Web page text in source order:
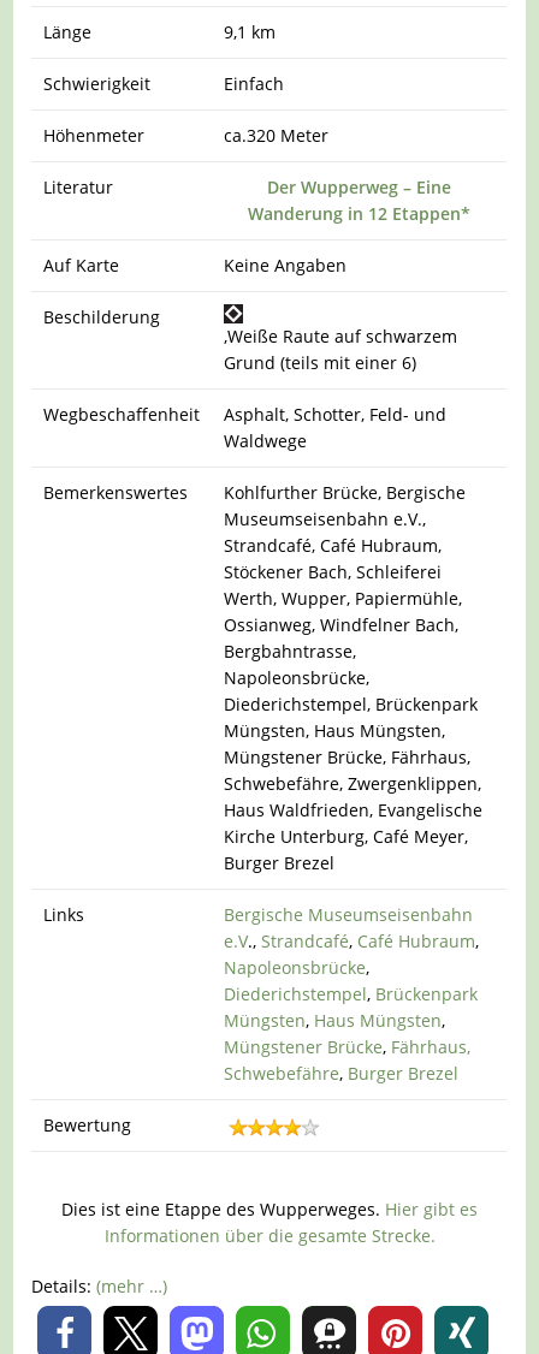
Länge 9,1 km
Schwierigkeit Einfach
Höhenmeter ca.320 Meter
Literatur
Der Wupperweg – Eine
Wanderung in 12 Etappen*
Auf Karte Keine Angaben
Beschilderung
,Weiße Raute auf schwarzem
Grund (teils mit einer 6)
Wegbeschaffenheit
Asphalt, Schotter, Feld- und
Waldwege
Bemerkenswertes
Kohlfurther Brücke, Bergische
Museumseisenbahn e.V.,
Strandcafé, Café Hubraum,
Stöckener Bach, Schleiferei
Werth, Wupper, Papiermühle,
Ossianweg, Windfelner Bach,
Bergbahntrasse,
Napoleonsbrücke,
Diederichstempel, Brückenpark
Müngsten, Haus Müngsten,
Müngstener Brücke, Fährhaus,
Schwebefähre, Zwergenklippen,
Haus Waldfrieden, Evangelische
Kirche Unterburg, Café Meyer,
Burger Brezel
Links
Bergische Museumseisenbahn
e.V., Strandcafé, Café Hubraum,
Napoleonsbrücke,
Diederichstempel, Brückenpark
Müngsten, Haus Müngsten,
Müngstener Brücke, Fährhaus,
Schwebefähre, Burger Brezel
Bewertung
Dies ist eine Etappe des Wupperweges. Hier gibt es
Informationen über die gesamte Strecke.
Details:(mehr …)
0